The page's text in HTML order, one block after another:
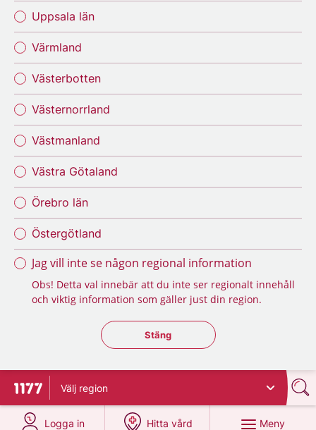
Uppsala län
Värmland
Västerbotten
Västernorrland
Västmanland
Västra Götaland
Örebro län
Östergötland
Jag vill inte se någon regional information
Obs! Detta val innebär att du inte ser regionalt innehåll
och viktig information som gäller just din region.
Stäng regionsväljaren
Stäng
Till startsidan för 1177
Välj region
Logga in
på 1177.se
Hitta vård
på 1177.se
Meny